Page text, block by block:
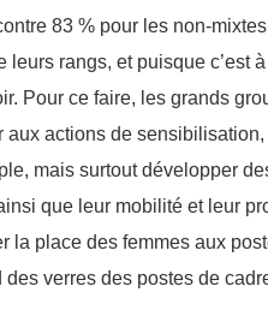
83 % pour les non-
leurs rangs, et puisque c’est
Pour ce faire, les grands
aux actions de
mais surtout développer
que leur mobilité et leur
la place des femmes aux
des verres des postes de